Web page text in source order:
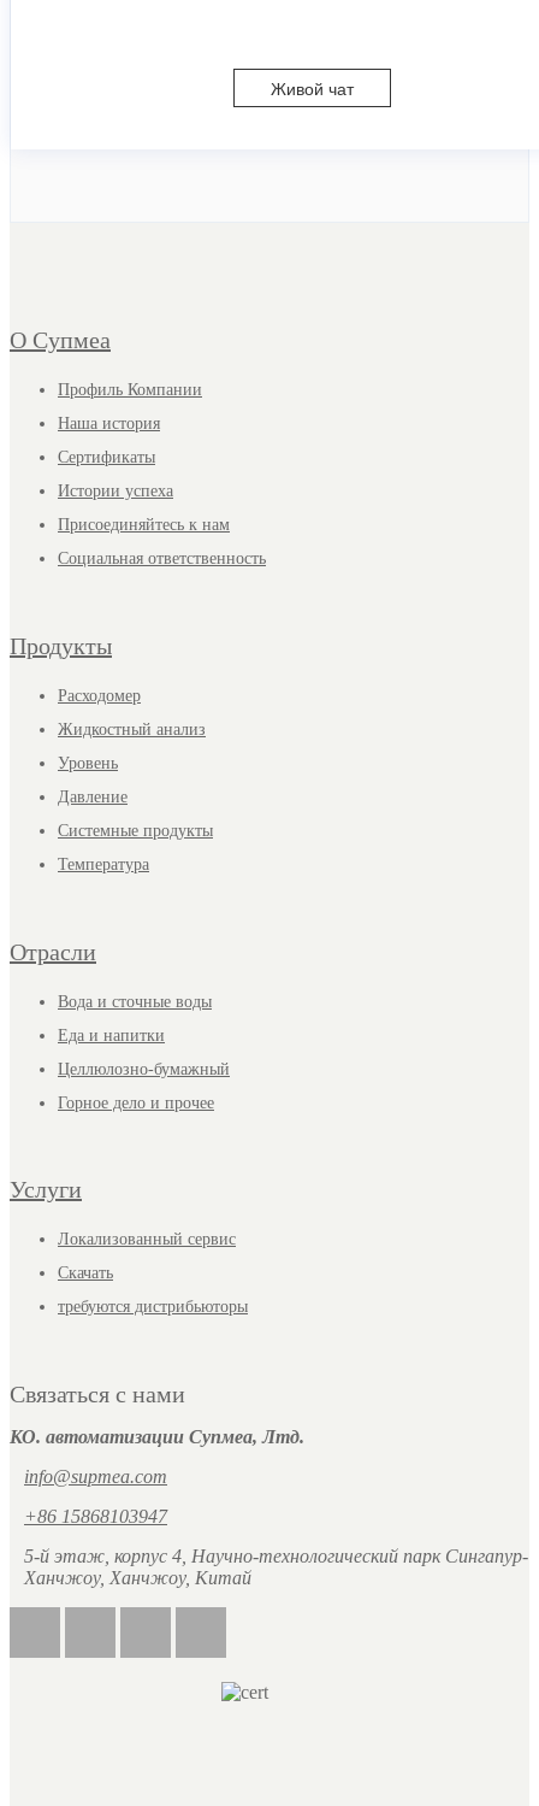
Живой чат
О Супмеа
Профиль Компании
Наша история
Сертификаты
Истории успеха
Присоединяйтесь к нам
Социальная ответственность
Продукты
Расходомер
Жидкостный анализ
Уровень
Давление
Системные продукты
Температура
Отрасли
Вода и сточные воды
Еда и напитки
Целлюлозно-бумажный
Горное дело и прочее
Услуги
Локализованный сервис
Скачать
требуются дистрибьюторы
Связаться с нами
КО. автоматизации Супмеа, Лтд.
info@supmea.com
+86 15868103947
5-й этаж, корпус 4, Научно-технологический парк Сингапур-
Ханчжоу, Ханчжоу, Китай